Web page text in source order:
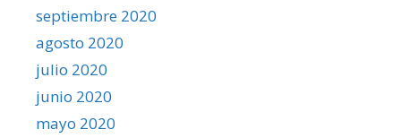
septiembre 2020
agosto 2020
julio 2020
junio 2020
mayo 2020